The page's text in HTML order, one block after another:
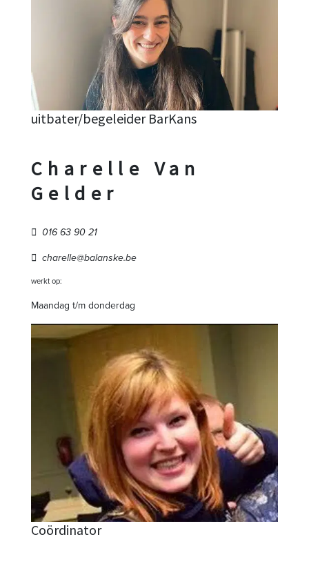
uitbater/begeleider BarKans
Charelle Van
Gelder
016 63 90 21
charelle@balanske.be
werkt op:
Maandag t/m donderdag
Coördinator